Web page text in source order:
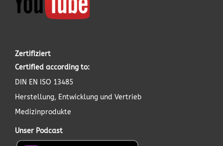
Zertifiziert
Certified according to:
DIN EN ISO 13485
Herstellung, Entwicklung und Vertrieb
Medizinprodukte
Unser Podcast